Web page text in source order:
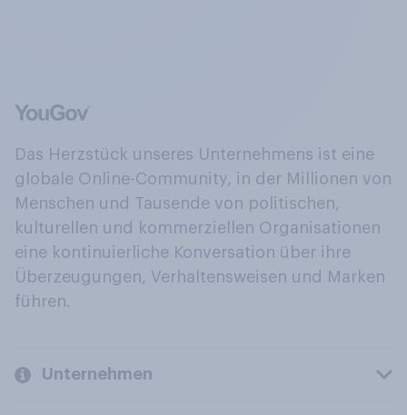
Das Herzstück unseres Unternehmens ist eine
globale Online-Community, in der Millionen von
Menschen und Tausende von politischen,
kulturellen und kommerziellen Organisationen
eine kontinuierliche Konversation über ihre
Überzeugungen, Verhaltensweisen und Marken
führen.
Unternehmen